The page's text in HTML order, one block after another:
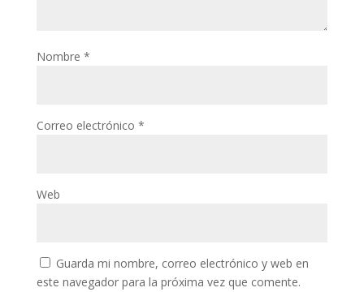
Nombre *
Correo electrónico *
Web
Guarda mi nombre, correo electrónico y web en
este navegador para la próxima vez que comente.